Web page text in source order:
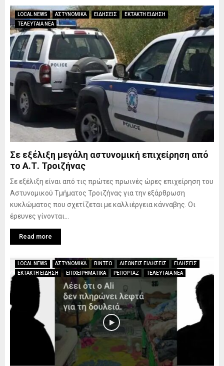
LOCAL NEWS ΑΣΤΥΝΟΜΙΚΑ ΕΙΔΗΣΕΙΣ
ΕΚΤΑΚΤΗ ΕΙΔΗΣΗ
ΤΕΛΕΥΤΑΙΑ ΝΕΑ
Σε εξέλιξη μεγάλη αστυνομική επιχείρηση από
το Α.Τ. Τροιζήνας
Σε εξέλιξη είναι από τις πρώτες πρωινές ώρες επιχείρηση του
Αστυνομικού Τμήματος Τροιζήνας για την εξάρθρωση
κυκλώματος που σχετίζεται με καλλιέργεια κάνναβης. Οι
έρευνες γίνονται...
Read more
LOCAL NEWS ΑΣΤΥΝΟΜΙΚΑ ΒΙΝΤΕΟ ΔΙΕΘΝΕΙΣ ΕΙΔΗΣΕΙΣ
ΕΙΔΗΣΕΙΣ
ΕΚΤΑΚΤΗ ΕΙΔΗΣΗ
ΕΠΙΧΕΙΡΗΜΑΤΙΚΑ ΡΕΠΟΡΤΑΖ ΤΕΛΕΥΤΑΙΑ ΝΕΑ